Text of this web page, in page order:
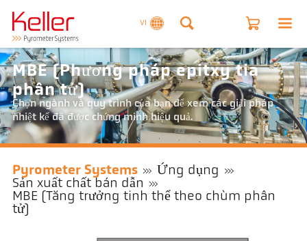
VI
MBE (Phương pháp epitxy tia
phân tử)
Chọn ngành và quy trình của bạn để xem các giải pháp
nhiệt kế đã được chứng minh hiệu quả.
Pyrometer Systems
Ứng dụng
Sản xuất chất bán dẫn
MBE (Tăng trưởng tinh thể theo chùm phân
tử)